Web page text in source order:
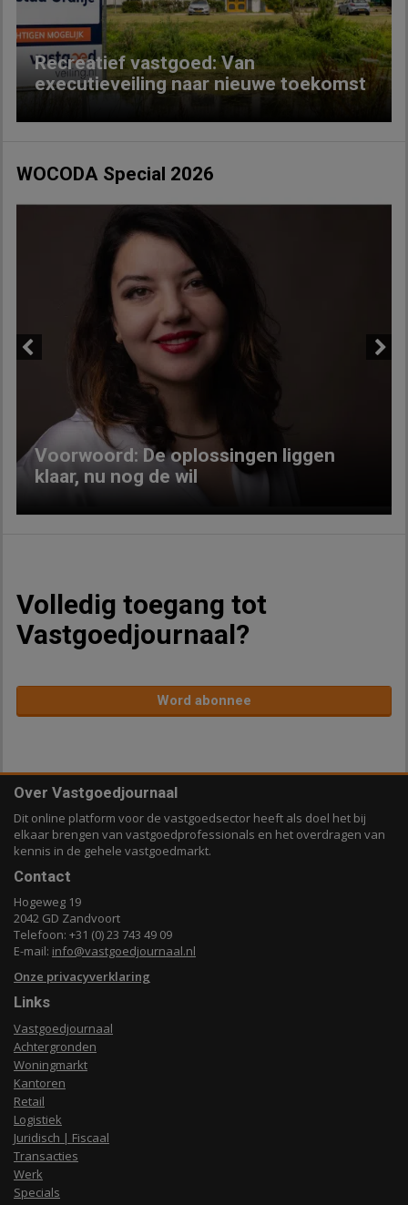
Recreatief vastgoed: Van
executieveiling naar nieuwe toekomst
WOCODA Special 2026
Voorwoord: De oplossingen liggen
klaar, nu nog de wil
Volledig toegang tot
Vastgoedjournaal?
Word abonnee
Over Vastgoedjournaal
Dit online platform voor de vastgoedsector heeft als doel het bij
elkaar brengen van vastgoedprofessionals en het overdragen van
kennis in de gehele vastgoedmarkt.
Contact
Hogeweg 19
2042 GD Zandvoort
Telefoon: +31 (0) 23 743 49 09
E-mail: info@vastgoedjournaal.nl
Onze privacyverklaring
Links
Vastgoedjournaal
Achtergronden
Woningmarkt
Kantoren
Retail
Logistiek
Juridisch | Fiscaal
Transacties
Werk
Specials